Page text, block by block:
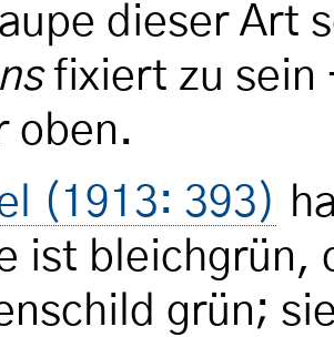
dieser Art
fixiert zu sein
oben.
(1913: 393)
ist bleichgrün,
grün;